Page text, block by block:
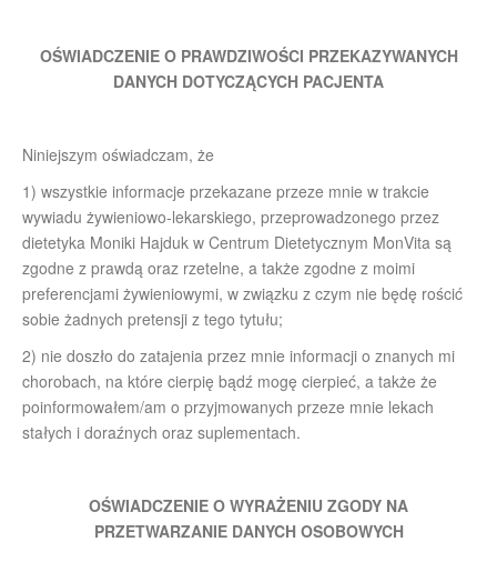
OŚWIADCZENIE O PRAWDZIWOŚCI PRZEKAZYWANYCH
DANYCH DOTYCZĄCYCH PACJENTA
Niniejszym oświadczam, że
1) wszystkie informacje przekazane przeze mnie w trakcie
wywiadu żywieniowo-lekarskiego, przeprowadzonego przez
dietetyka Moniki Hajduk w Centrum Dietetycznym MonVita są
zgodne z prawdą oraz rzetelne, a także zgodne z moimi
preferencjami żywieniowymi, w związku z czym nie będę rościć
sobie żadnych pretensji z tego tytułu;
2) nie doszło do zatajenia przez mnie informacji o znanych mi
chorobach, na które cierpię bądź mogę cierpieć, a także że
poinformowałem/am o przyjmowanych przeze mnie lekach
stałych i doraźnych oraz suplementach.
OŚWIADCZENIE O WYRAŻENIU ZGODY NA
PRZETWARZANIE DANYCH OSOBOWYCH